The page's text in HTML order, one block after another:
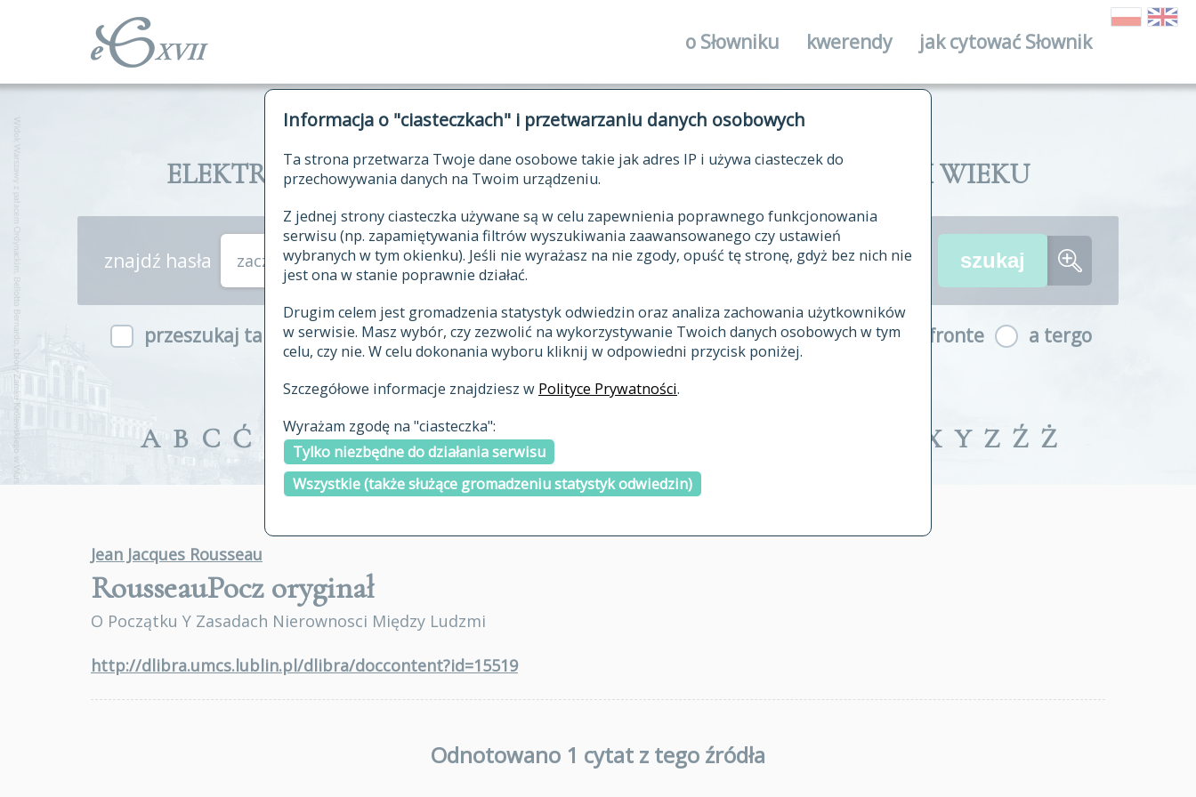
Informacja o "ciasteczkach" i przetwarzaniu danych osobowych
Ta strona przetwarza Twoje dane osobowe takie jak adres IP i używa ciasteczek do
przechowywania danych na Twoim urządzeniu.
Z jednej strony ciasteczka używane są w celu zapewnienia poprawnego funkcjonowania
serwisu (np. zapamiętywania filtrów wyszukiwania zaawansowanego czy ustawień
wybranych w tym okienku). Jeśli nie wyrażasz na nie zgody, opuść tę stronę, gdyż bez nich nie
jest ona w stanie poprawnie działać.
Drugim celem jest gromadzenia statystyk odwiedzin oraz analiza zachowania użytkowników
w serwisie. Masz wybór, czy zezwolić na wykorzystywanie Twoich danych osobowych w tym
celu, czy nie. W celu dokonania wyboru kliknij w odpowiedni przycisk poniżej.
Szczegółowe informacje znajdziesz w Polityce Prywatności.
Wyrażam zgodę na "ciasteczka":
Tylko niezbędne do działania serwisu
Wszystkie (także służące gromadzeniu statystyk odwiedzin)
o Słowniku
historia
publikacje
autorzy tekstów źródłowych
zasady opracowania
najnowsze hasła
ostatnio zmodyfikowane
kwerendy jak cytować Słownik
ELEKTRONICZNY SŁOWNIK JĘZYKA POLSKIEGO XVII I XVIII WIEKU
znajdź hasła zaczynające się od
przeszukaj także hasła w indeksie a fronte a tergo
A B C Ć E F G H I J K L Ł M X Y Z Ź Ż
Jean Jacques Rousseau
RousseauPocz oryginał
O Początku Y Zasadach Nierownosci Między Ludzmi
http://dlibra.umcs.lublin.pl/dlibra/doccontent?id=15519
Odnotowano 1 cytat z tego źródła